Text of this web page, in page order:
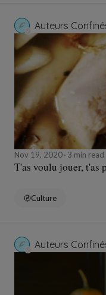
Auteurs
Nov 19, 2020 3 min read
T'as voulu jouer, t'as
Culture
Auteurs